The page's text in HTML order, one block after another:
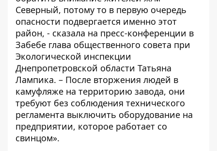
Северный, потому то в первую очередь
опасности подвергается именно этот
район, - сказала на пресс-конференции в
Забебе глава общественного совета при
Экологической инспекции
Днепропетровской области Татьяна
Лампика. – После вторжения людей в
камуфляже на территорию завода, они
требуют без соблюдения технического
регламента выключить оборудование на
предприятии, которое работает со
свинцом».